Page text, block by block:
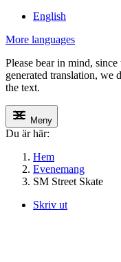
English
More languages
Please bear in mind,
generated translation, we
the text.
Meny
Du är här:
Hem
Evenemang
SM Street Skate
Skriv ut